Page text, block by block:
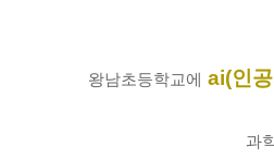
왕남초등학교에 ai(인
과